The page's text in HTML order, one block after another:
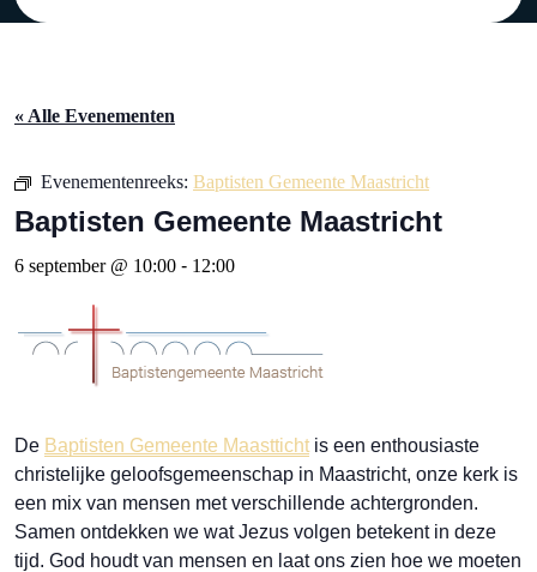
« Alle Evenementen
Evenementenreeks: Baptisten Gemeente Maastricht
Baptisten Gemeente Maastricht
6 september @ 10:00 - 12:00
De Baptisten Gemeente Maastticht is een enthousiaste
christelijke geloofsgemeenschap in Maastricht, onze kerk is
een mix van mensen met verschillende achtergronden.
Samen ontdekken we wat Jezus volgen betekent in deze
tijd. God houdt van mensen en laat ons zien hoe we moeten